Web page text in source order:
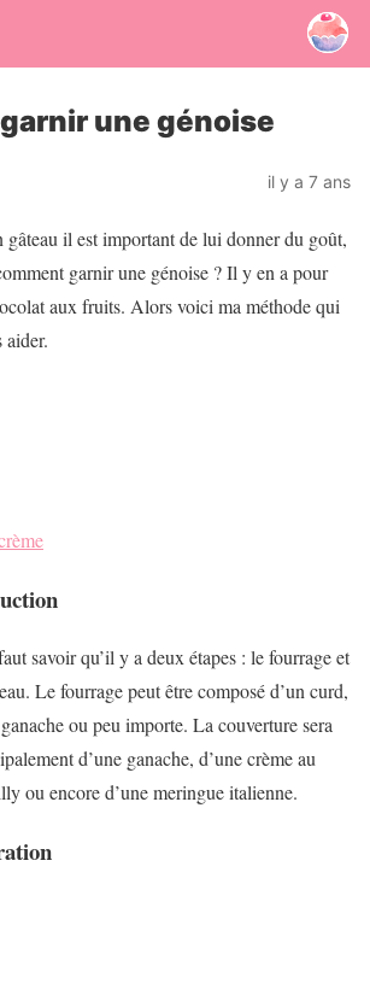
une génoise
il y a 7 ans
gâteau il est important de lui donner du goût,
garnir une génoise ? Il y en a pour
aux fruits. Alors voici ma méthode qui
aider.
savoir qu’il y a deux étapes : le fourrage et
Le fourrage peut être composé d’un curd,
ou peu importe. La couverture sera
d’une ganache, d’une crème au
ou encore d’une meringue italienne.